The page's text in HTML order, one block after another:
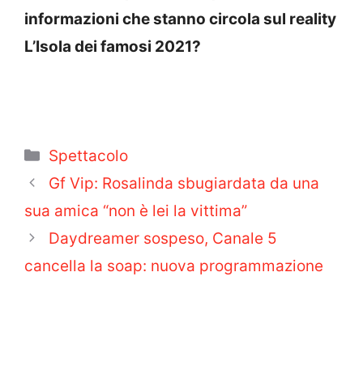
informazioni che stanno circola sul reality
L’Isola dei famosi 2021?
Categorie
Spettacolo
Gf Vip: Rosalinda sbugiardata da una
sua amica “non è lei la vittima”
Daydreamer sospeso, Canale 5
cancella la soap: nuova programmazione